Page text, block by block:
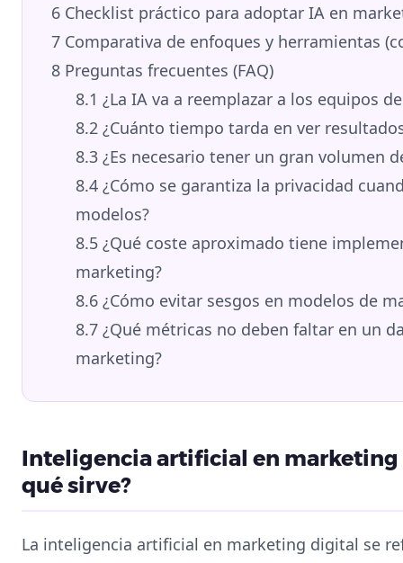
6 Checklist práctico para adoptar IA en
7 Comparativa de enfoques y herramientas
8 Preguntas frecuentes (FAQ)
8.1 ¿La IA va a reemplazar a los equipos
8.2 ¿Cuánto tiempo tarda en ver
8.3 ¿Es necesario tener un gran volumen
8.4 ¿Cómo se garantiza la privacidad
modelos?
8.5 ¿Qué coste aproximado tiene
marketing?
8.6 ¿Cómo evitar sesgos en modelos de
8.7 ¿Qué métricas no deben faltar en un
marketing?
Inteligencia artificial en marketing
qué sirve?
La inteligencia artificial en marketing digital se